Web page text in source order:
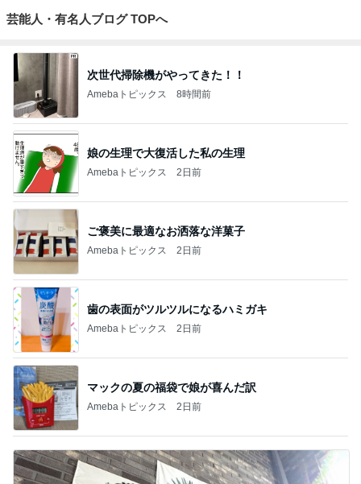
芸能人・有名人ブログ TOPへ
次世代掃除機がやってきた！！
Amebaトピックス 8時間前
娘の生理で大復活した私の生理
Amebaトピックス 2日前
ご褒美に最適なお洒落な洋菓子
Amebaトピックス 2日前
歯の表面がツルツルになるハミガキ
Amebaトピックス 2日前
マックの夏の福袋で娘が喜んだ訳
Amebaトピックス 2日前